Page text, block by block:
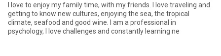
I love to enjoy my family time, with my friends. I love traveling and
getting to know new cultures, enjoying the sea, the tropical
climate, seafood and good wine. I am a professional in
psychology, I love challenges and constantly learning ne